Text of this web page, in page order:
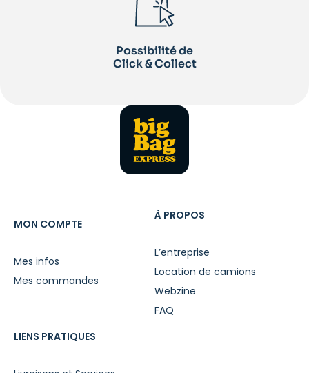
Possibilité de
Click & Collect
MON COMPTE
Mes infos
Mes commandes
À PROPOS
L’entreprise
Location de camions
Webzine
FAQ
LIENS PRATIQUES